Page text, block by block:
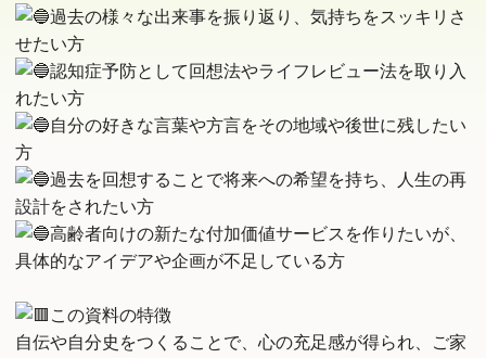
過去の様々な出来事を振り返り、気持ちをスッキリさ
せたい方
認知症予防として回想法やライフレビュー法を取り入
れたい方
自分の好きな言葉や方言をその地域や後世に残したい
方
過去を回想することで将来への希望を持ち、人生の再
設計をされたい方
高齢者向けの新たな付加価値サービスを作りたいが、
具体的なアイデアや企画が不足している方
この資料の特徴
自伝や自分史をつくることで、心の充足感が得られ、ご家